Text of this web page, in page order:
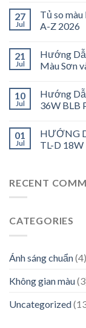
27
Jul
Tủ so
A-Z 2026
21
Jul
Hướng
Màu Sơn
10
Jul
Hướng
36W BLB
01
Jul
HƯỚNG
TL-D
RECENT
CATEGORIES
Ánh sáng chuẩn(4)
Không gian màu
Uncategorized